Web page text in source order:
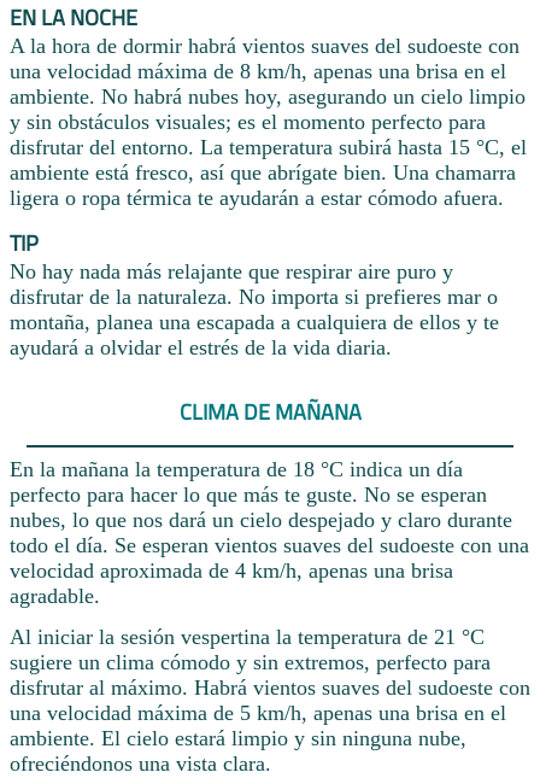
EN LA NOCHE
A la hora de dormir habrá vientos suaves del sudoeste con
una velocidad máxima de 8 km/h, apenas una brisa en el
ambiente. No habrá nubes hoy, asegurando un cielo limpio
y sin obstáculos visuales; es el momento perfecto para
disfrutar del entorno. La temperatura subirá hasta 15 °C, el
ambiente está fresco, así que abrígate bien. Una chamarra
ligera o ropa térmica te ayudarán a estar cómodo afuera.
TIP
No hay nada más relajante que respirar aire puro y
disfrutar de la naturaleza. No importa si prefieres mar o
montaña, planea una escapada a cualquiera de ellos y te
ayudará a olvidar el estrés de la vida diaria.
CLIMA DE MAÑANA
En la mañana la temperatura de 18 °C indica un día
perfecto para hacer lo que más te guste. No se esperan
nubes, lo que nos dará un cielo despejado y claro durante
todo el día. Se esperan vientos suaves del sudoeste con una
velocidad aproximada de 4 km/h, apenas una brisa
agradable.
Al iniciar la sesión vespertina la temperatura de 21 °C
sugiere un clima cómodo y sin extremos, perfecto para
disfrutar al máximo. Habrá vientos suaves del sudoeste con
una velocidad máxima de 5 km/h, apenas una brisa en el
ambiente. El cielo estará limpio y sin ninguna nube,
ofreciéndonos una vista clara.